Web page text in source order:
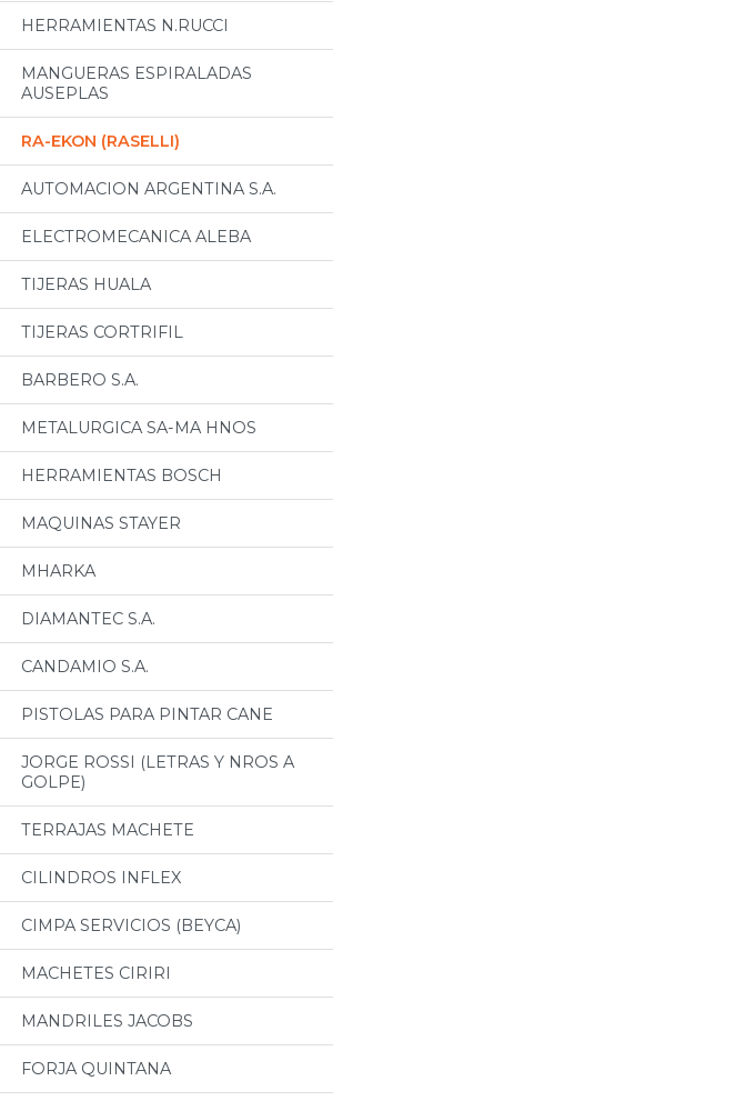
HERRAMIENTAS N.RUCCI
MANGUERAS ESPIRALADAS
AUSEPLAS
RA-EKON (RASELLI)
AUTOMACION ARGENTINA S.A.
ELECTROMECANICA ALEBA
TIJERAS HUALA
TIJERAS CORTRIFIL
BARBERO S.A.
METALURGICA SA-MA HNOS
HERRAMIENTAS BOSCH
MAQUINAS STAYER
MHARKA
DIAMANTEC S.A.
CANDAMIO S.A.
PISTOLAS PARA PINTAR CANE
JORGE ROSSI (LETRAS Y NROS A
GOLPE)
TERRAJAS MACHETE
CILINDROS INFLEX
CIMPA SERVICIOS (BEYCA)
MACHETES CIRIRI
MANDRILES JACOBS
FORJA QUINTANA